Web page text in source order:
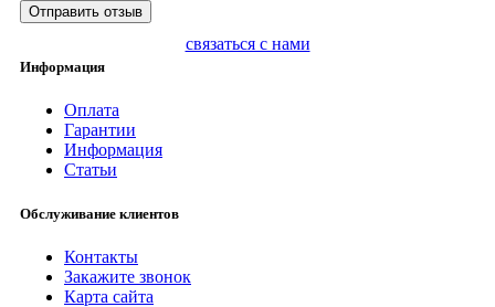
Отправить отзыв
связаться с нами
Информация
Оплата
Гарантии
Информация
Статьи
Обслуживание клиентов
Контакты
Закажите звонок
Карта сайта